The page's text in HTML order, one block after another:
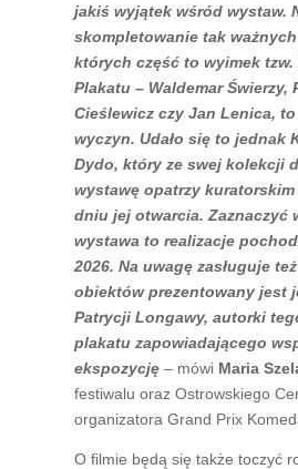
jakiś wyjątek wśród wystaw.
skompletowanie tak
których część to wyimek tzw.
Plakatu – Waldemar Świerzy,
Cieślewicz czy Jan Lenica,
wyczyn. Udało się to jednak
Dydo, który ze swej kolekcji
wystawę opatrzy
dniu jej otwarcia. Zaznaczyć
wystawa to realizacje
2026.Na uwagę zasługuje
obiektów prezentowany jest
PatrycjiLongawy, autorki
plakatu zapowiadającego
ekspozycję – mówi Maria
festiwalu oraz Ostrowskiego
organizatora Grand Prix
O filmie będą się także toczyć